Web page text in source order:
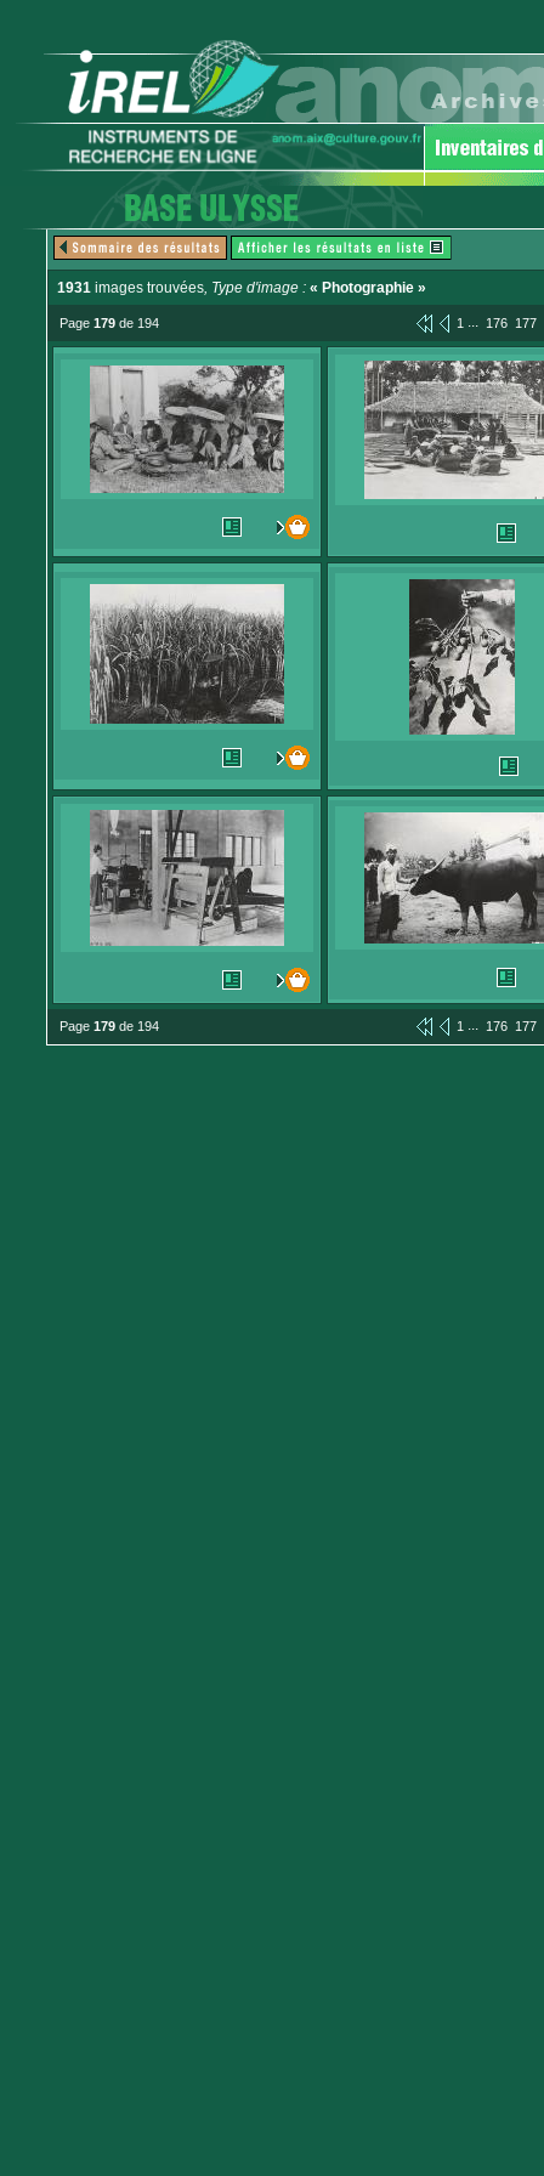
1931 images trouvées, Type d'image : « Photographie »
Page 179 de 194 1 ... 176 177
Page 179 de 194 1 ... 176 177